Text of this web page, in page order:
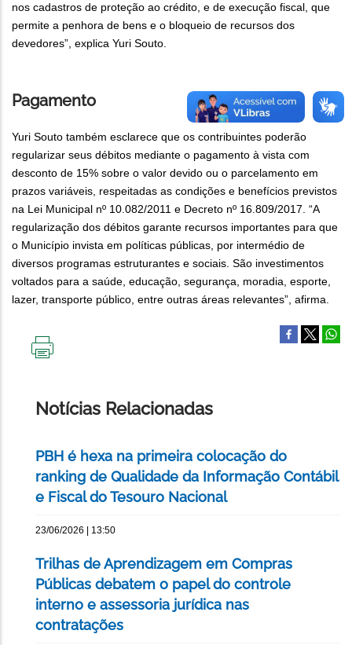
nos cadastros de proteção ao crédito, e de execução fiscal, que
permite a penhora de bens e o bloqueio de recursos dos
devedores”, explica Yuri Souto.
Pagamento
Yuri Souto também esclarece que os contribuintes poderão
regularizar seus débitos mediante o pagamento à vista com
desconto de 15% sobre o valor devido ou o parcelamento em
prazos variáveis, respeitadas as condições e benefícios previstos
na Lei Municipal nº 10.082/2011 e Decreto nº 16.809/2017. “A
regularização dos débitos garante recursos importantes para que
o Município invista em políticas públicas, por intermédio de
diversos programas estruturantes e sociais. São investimentos
voltados para a saúde, educação, segurança, moradia, esporte,
lazer, transporte público, entre outras áreas relevantes”, afirma.
Notícias Relacionadas
PBH é hexa na primeira colocação do
ranking de Qualidade da Informação Contábil
e Fiscal do Tesouro Nacional
23/06/2026 | 13:50
Trilhas de Aprendizagem em Compras
Públicas debatem o papel do controle
interno e assessoria jurídica nas
contratações